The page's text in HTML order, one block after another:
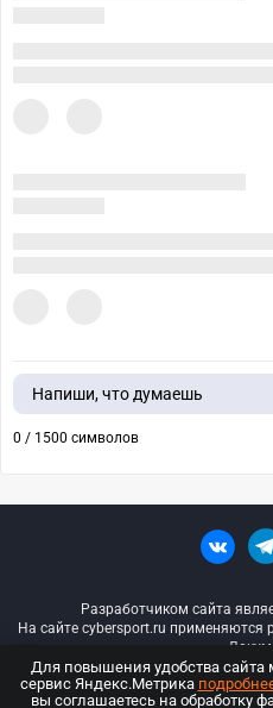
Напиши, что думаешь
0 / 1500 символов
Разработчиком сайта
На сайте cybersport.ru применяются
© ООО
Для повышения удобства
сервис Яндекс.Метрика
вы соглашаетесь на обработку